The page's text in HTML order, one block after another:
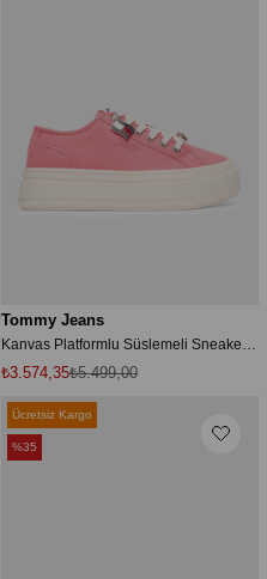
Tommy Jeans
Kanvas Platformlu Süslemeli Sneaker Ayakkabı AYAKKABI EN0EN02959 TI5
₺3.574,35₺5.499,00
Ücretsiz Kargo
%35